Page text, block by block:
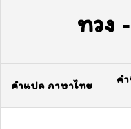
ทวง -
คำแปล ภาษาไทย
ค